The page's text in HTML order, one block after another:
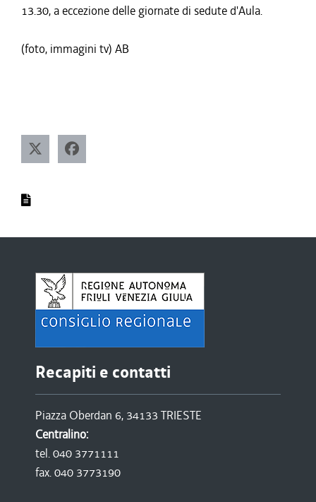
13.30, a eccezione delle giornate di sedute d'Aula.
(foto, immagini tv) AB
Recapiti e contatti
Piazza Oberdan 6, 34133 TRIESTE
Centralino:
tel. 040 3771111
fax. 040 3773190